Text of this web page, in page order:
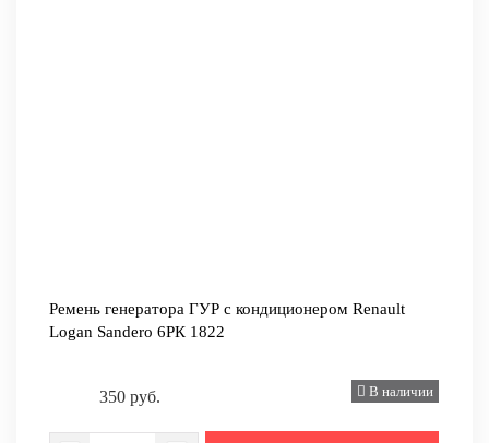
Ремень генератора ГУР с кондиционером Renault
Logan Sandero 6РК 1822
350 руб. В наличии